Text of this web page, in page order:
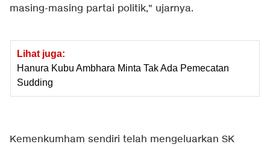
masing-masing partai politik," ujarnya.
Lihat juga:
Hanura Kubu Ambhara Minta Tak Ada Pemecatan
Sudding
Kemenkumham sendiri telah mengeluarkan SK